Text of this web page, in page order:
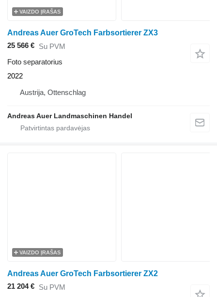
VAIZDO ĮRAŠAS
Andreas Auer GroTech Farbsortierer ZX3
25 566 € Su PVM
Foto separatorius
2022
Austrija, Ottenschlag
Andreas Auer Landmaschinen Handel
VAIZDO ĮRAŠAS
Andreas Auer GroTech Farbsortierer ZX2
21 204 € Su PVM